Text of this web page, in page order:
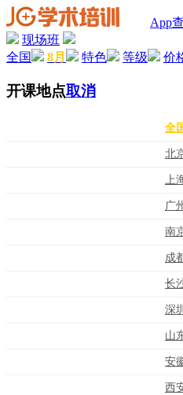
App
现场班
全国
8月 特色 等级 价
开课地点取消
全
北
上
广
南
成
长
深圳
山
安
西